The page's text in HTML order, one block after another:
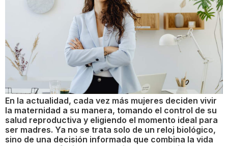
En la actualidad, cada vez más mujeres deciden vivir
la maternidad a su manera, tomando el control de su
salud reproductiva y eligiendo el momento ideal para
ser madres. Ya no se trata solo de un reloj biológico,
sino de una decisión informada que combina la vida